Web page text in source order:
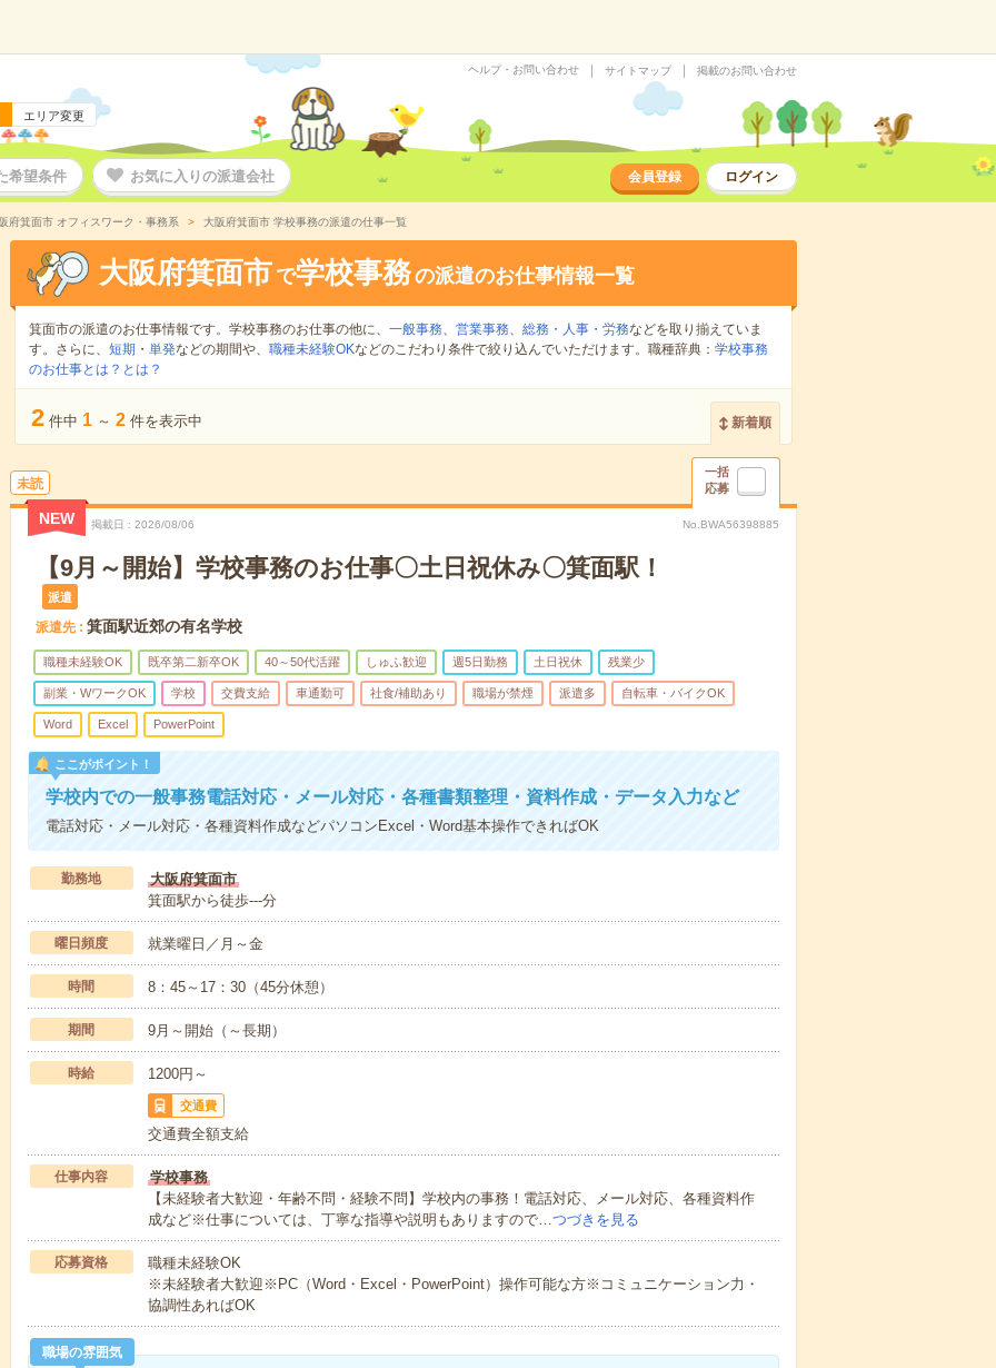
エリア変更
ヘルプ・お問い合わせ サイトマップ 掲載のお問い合わせ
希望条件 お気に入りの派遣会社 会員登録 ログイン
府箕面市 オフィスワーク・事務系 大阪府箕面市 学校事務の派遣の仕事一覧
大阪府箕面市 で学校事務の派遣のお仕事情報一覧
箕面市の派遣のお仕事情報です。学校事務のお仕事の他に、 一般事務、 営業事務、 総務・人事・労務などを取り揃えていま
す。さらに、 短期 ・ 単発などの期間や、 職種未経験OKなどのこだわり条件で絞り込んでいただけます。職種辞典： 学校事務
のお仕事とは？とは？
2 件中 1 ～ 2 件を表示中 新着順
未読
一括
応募
NEW 掲載日 2026/08/06 No.BWA56398885
【9月～開始】学校事務のお仕事〇土日祝休み〇箕面駅！
派遣
派遣先 箕面駅近郊の有名学校
職種未経験OK 既卒第二新卒OK 40～50代活躍 しゅふ歓迎 週5日勤務 土日祝休 残業少
副業・WワークOK 学校 交費支給 車通勤可 社食/補助あり 職場が禁煙 派遣多 自転車・バイクOK
Word Excel PowerPoint
ここがポイント！
学校内での一般事務電話対応・メール対応・各種書類整理・資料作成・データ入力など
電話対応・メール対応・各種資料作成などパソコンExcel・Word基本操作できればOK
勤務地
大阪府箕面市
箕面駅から徒歩---分
曜日頻度 就業曜日／月～金
時間 8：45～17：30（45分休憩）
期間 9月～開始（～長期）
時給 1200円～
交通費
交通費全額支給
仕事内容
学校事務
【未経験者大歓迎・年齢不問・経験不問】学校内の事務！電話対応、メール対応、各種資料作
成など※仕事については、丁寧な指導や説明もありますので…つづきを見る
応募資格
職種未経験OK
※未経験者大歓迎※PC（Word・Excel・PowerPoint）操作可能な方※コミュニケーション力・
協調性あればOK
職場の雰囲気